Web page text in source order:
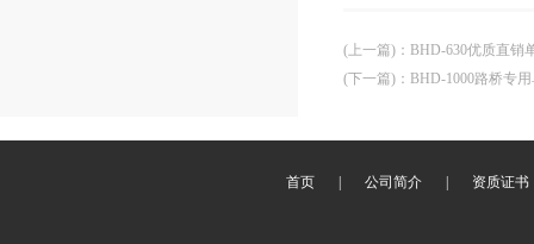
(上一篇) ： BHD-630优质直销
(下一篇) ： BHD-1000路桥专
首页 公司简介 资质证书